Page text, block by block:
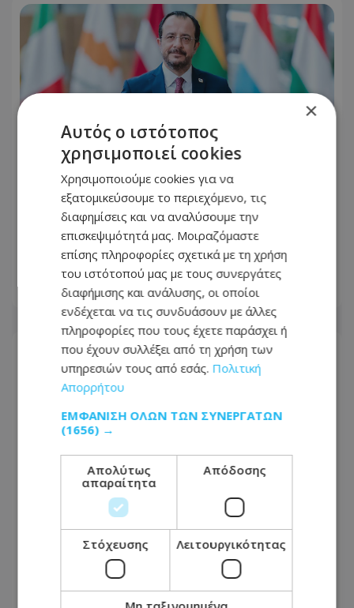
ΠΑΡΑTHEMA: Η απάντηση του
Προέδρου Χριστοδουλίδη, που θύμισε
ότι η πολιτική έχει μνήμη
04.08.2026 - 09:01
Εθνικό Συμβούλιο ή... δοκιμαστικός
×
Αυτός ο ιστότοπος
χρησιμοποιεί cookies
Χρησιμοποιούμε cookies για να
εξατομικεύσουμε το περιεχόμενο, τις
διαφημίσεις και να αναλύσουμε την
επισκεψιμότητά μας. Μοιραζόμαστε
επίσης πληροφορίες σχετικά με τη χρήση
του ιστότοπού μας με τους συνεργάτες
διαφήμισης και ανάλυσης, οι οποίοι
ενδέχεται να τις συνδυάσουν με άλλες
πληροφορίες που τους έχετε παράσχει ή
που έχουν συλλέξει από τη χρήση των
υπηρεσιών τους από εσάς. Πολιτική
Απορρήτου
ΕΜΦΆΝΙΣΗ ΌΛΩΝ ΤΩΝ ΣΥΝΕΡΓΑΤΏΝ
(1656) →
Απολύτως
απαραίτητα
Απόδοσης
Στόχευσης Λειτουργικότητας